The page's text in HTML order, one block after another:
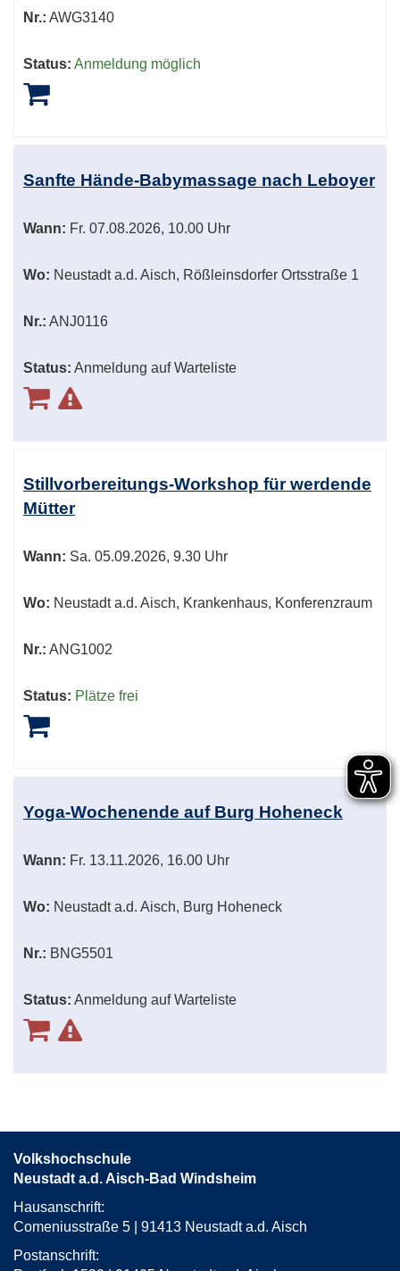
Nr.: AWG3140
Status: Anmeldung möglich
Sanfte Hände-Babymassage nach Leboyer
Wann: Fr. 07.08.2026, 10.00 Uhr
Wo: Neustadt a.d. Aisch, Rößleinsdorfer Ortsstraße 1
Nr.: ANJ0116
Status: Anmeldung auf Warteliste
Stillvorbereitungs-Workshop für werdende
Mütter
Wann: Sa. 05.09.2026, 9.30 Uhr
Wo: Neustadt a.d. Aisch, Krankenhaus, Konferenzraum
Nr.: ANG1002
Status: Plätze frei
Yoga-Wochenende auf Burg Hoheneck
Wann: Fr. 13.11.2026, 16.00 Uhr
Wo: Neustadt a.d. Aisch, Burg Hoheneck
Nr.: BNG5501
Status: Anmeldung auf Warteliste
Volkshochschule
Neustadt a.d. Aisch-Bad Windsheim
Hausanschrift:
Comeniusstraße 5 | 91413 Neustadt a.d. Aisch
Postanschrift: